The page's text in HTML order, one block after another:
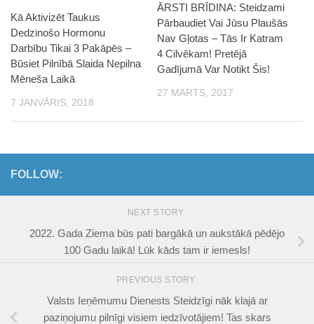
Kā Aktivizēt Taukus
Dedzinošo Hormonu
Darbību Tikai 3 Pakāpēs –
Būsiet Pilnībā Slaida Nepilna
Mēneša Laikā
7 JANVĀRIS, 2018
ĀRSTI BRĪDINA: Steidzami
Pārbaudiet Vai Jūsu Plaušās
Nav Gļotas – Tās Ir Katram
4 Cilvēkam! Pretējā
Gadījumā Var Notikt Šis!
27 MARTS, 2017
FOLLOW:
NEXT STORY
2022. Gada Ziema būs pati bargākā un aukstākā pēdējo
100 Gadu laikā! Lūk kāds tam ir iemesls!
PREVIOUS STORY
Valsts Ieņēmumu Dienests Steidzīgi nāk klajā ar
paziņojumu pilnīgi visiem iedzīvotājiem! Tas skars